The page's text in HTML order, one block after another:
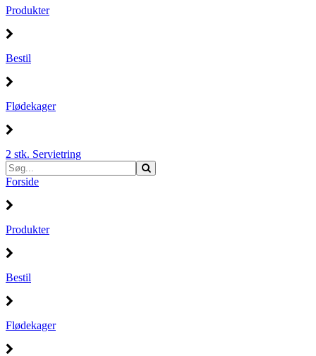
Produkter
Bestil
Flødekager
2 stk. Servietring
Forside
Produkter
Bestil
Flødekager